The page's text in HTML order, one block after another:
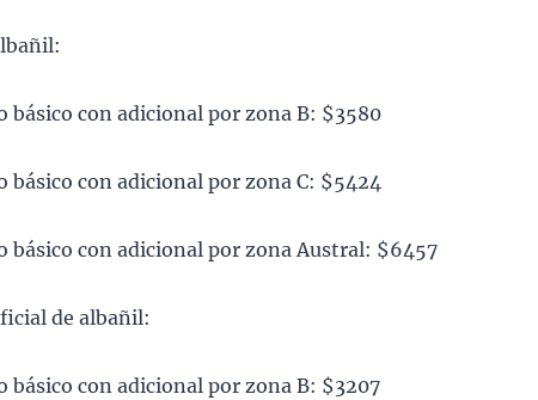
básico con adicional por zona B: $3580
básico con adicional por zona C: $5424
básico con adicional por zona Austral: $6457
de albañil:
básico con adicional por zona B: $3207